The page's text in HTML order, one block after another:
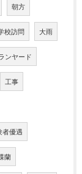
朝方
校訪問 大雨
ンヤード
工事
者優遇
蘭